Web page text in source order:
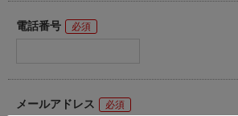
電話番号
メールアドレス